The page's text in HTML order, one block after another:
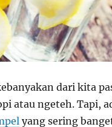
dari kita
atau ngeteh. Tapi,
yang sering